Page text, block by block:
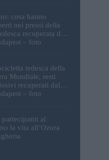
cosa hanno
nei pressi della
recuperata dal
– foto
tedesca della
Mondiale, resti
recuperati dal
– foto
partecipanti al
la vita all’Ozora